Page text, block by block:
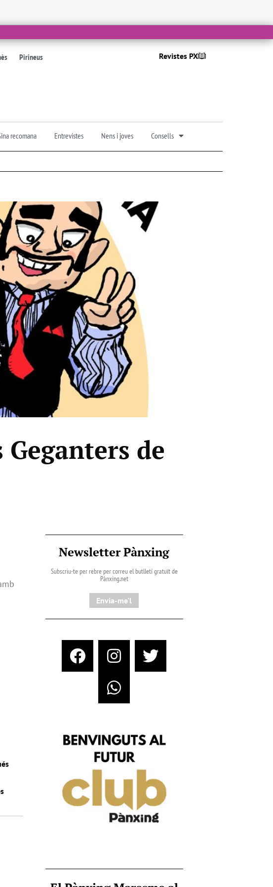
Pirineus Revistes PX
recomana Entrevistes Nens i joves Consells
de
Newsletter Pànxing
Subscriu-te per rebre per correu el butlletí gratuït de
Pànxing.net​
Envia-me'l